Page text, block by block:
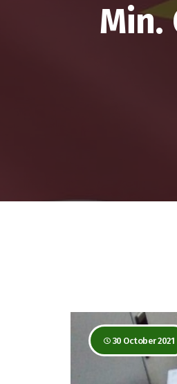
Min.
30 October 2021